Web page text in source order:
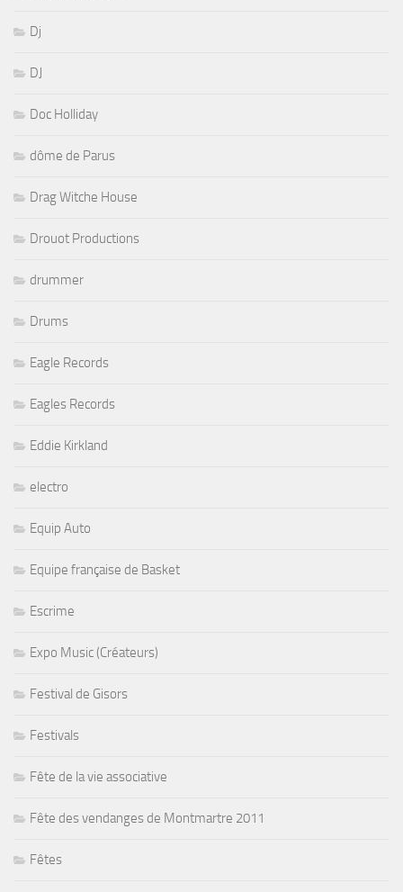
Dj
DJ
Doc Holliday
dôme de Parus
Drag Witche House
Drouot Productions
drummer
Drums
Eagle Records
Eagles Records
Eddie Kirkland
electro
Equip Auto
Equipe française de Basket
Escrime
Expo Music (Créateurs)
Festival de Gisors
Festivals
Fête de la vie associative
Fête des vendanges de Montmartre 2011
Fêtes